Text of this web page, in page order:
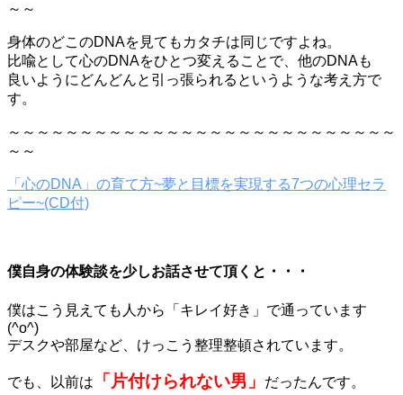
～～
身体のどこのDNAを見てもカタチは同じですよね。
比喩として心のDNAをひとつ変えることで、他のDNAも
良いようにどんどんと引っ張られるというような考え方で
す。
～～～～～～～～～～～～～～～～～～～～～～～～～～～
～～
「心のDNA」の育て方~夢と目標を実現する7つの心理セラ
ピー~(CD付)
僕自身の体験談を少しお話させて頂くと・・・
僕はこう見えても人から「キレイ好き」で通っています
(^o^)
デスクや部屋など、けっこう整理整頓されています。
でも、以前は 「片付けられない男」 だったんです。